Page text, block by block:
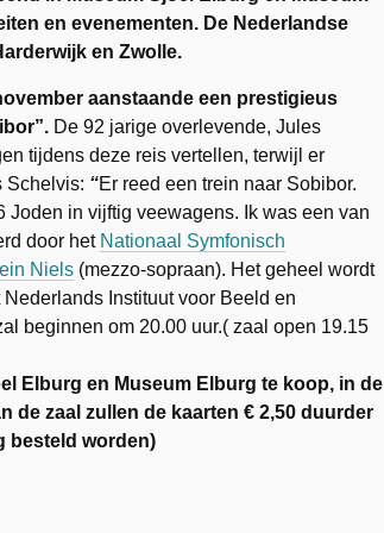
en evenementen. De Nederlandse
en Zwolle.
aanstaande een prestigieus
De 92 jarige overlevende, Jules
tijdens deze reis vertellen, terwijl er
Schelvis: “Er reed een trein naar Sobibor.
Joden in vijftig veewagens. Ik was een van
door het Nationaal Symfonisch
Niels (mezzo-sopraan). Het geheel wordt
Instituut voor Beeld en
beginnen om 20.00 uur.( zaal open 19.15
Elburg en Museum Elburg te koop, in de
de zaal zullen de kaarten € 2,50 duurder
besteld worden)